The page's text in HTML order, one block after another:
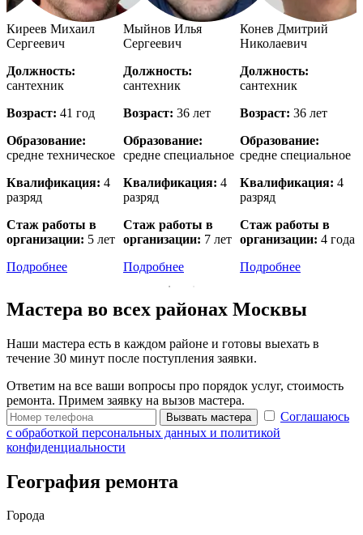
Киреев Михаил
Сергеевич
Должность:
сантехник
Возраст: 41 год
Образование:
средне техническое
Квалификация: 4
разряд
Стаж работы в
организации: 5 лет
Подробнее
Мыйнов Илья
Сергеевич
Должность:
сантехник
Возраст: 36 лет
Образование:
средне специальное
Квалификация: 4
разряд
Стаж работы в
организации: 7 лет
Подробнее
Конев Дмитрий
Николаевич
Должность:
сантехник
Возраст: 36 лет
Образование:
средне специальное
Квалификация: 4
разряд
Стаж работы в
организации: 4 года
Подробнее
Мастера во всех районах Москвы
Наши мастера есть в каждом районе и готовы выехать в
течение 30 минут после поступления заявки.
Ответим на все ваши вопросы про порядок услуг, стоимость
ремонта. Примем заявку на вызов мастера.
Вызвать мастера
Соглашаюсь
с обработкой персональных данных и политикой
конфиденциальности
География ремонта
Города